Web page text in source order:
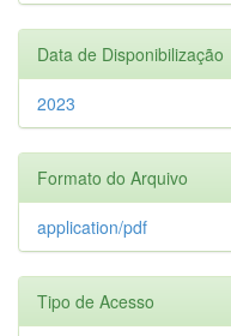
Data de Disponibilização
2023
Formato do Arquivo
application/pdf
Tipo de Acesso